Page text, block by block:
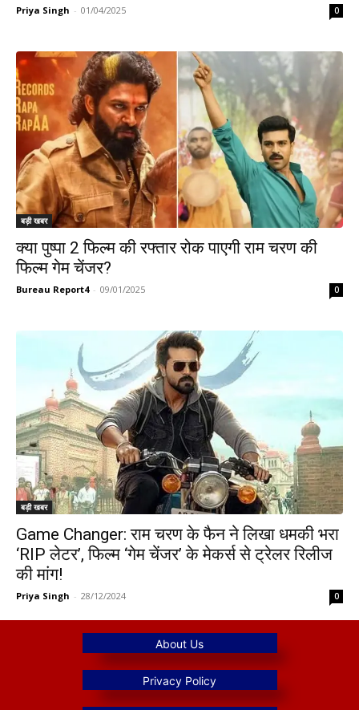
Priya Singh - 01/04/2025 0
बड़ी खबर
क्या पुष्पा 2 फिल्म की रफ्तार रोक पाएगी राम चरण की
फिल्म गेम चेंजर?
Bureau Report4 - 09/01/2025 0
बड़ी खबर
Game Changer: राम चरण के फैन ने लिखा धमकी भरा
‘RIP लेटर’, फिल्म ‘गेम चेंजर’ के मेकर्स से ट्रेलर रिलीज
की मांग!
Priya Singh - 28/12/2024 0